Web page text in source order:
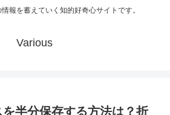
報を蓄えていく知的好奇心サイトです。
Various
半分保存する方法は？折